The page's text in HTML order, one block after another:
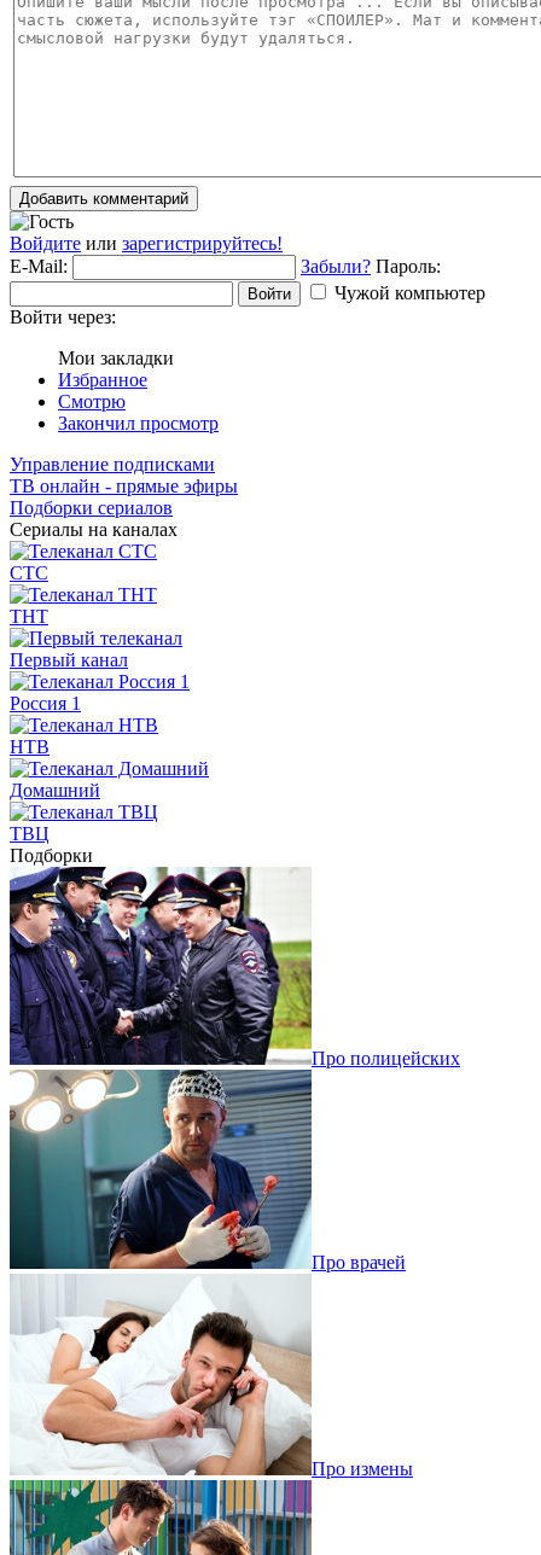
Добавить комментарий
Войдите или зарегистрируйтесь!
E-Mail:
Забыли? Пароль:
Войти
Чужой компьютер
Войти через:
Мои закладки
Избранное
Смотрю
Закончил просмотр
Управление подписками
ТВ онлайн - прямые эфиры
Подборки сериалов
Сериалы на каналах
СТС
ТНТ
Первый канал
Россия 1
НТВ
Домашний
ТВЦ
Подборки
Про полицейских
Про врачей
Про измены